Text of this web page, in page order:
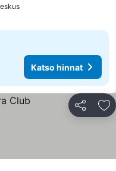
Katso hinnat
Katso hinnat
Jaa